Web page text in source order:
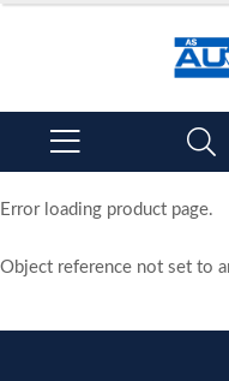
Error loading product page.
Object reference not set to